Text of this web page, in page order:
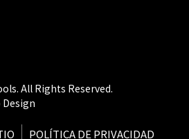
All Rights Reserved.
Design
POLÍTICA DE PRIVACIDAD